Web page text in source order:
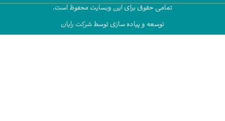
تمامی حقوق برای این وبسایت محفوظ است.
توسعه و پیاده سازی توسطشرکت رایان